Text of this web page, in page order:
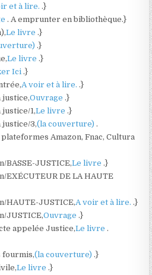
et à lire..}
. A emprunter en bibliothèque.}
Le livre.}
.}
Le livre.}
Ici.}
A voir et à lire..}
justice,Ouvrage.}
justice/1,Le livre.}
justice/3,(la couverture).
Amazon, Fnac, Cultura
BASSE-JUSTICE,Le livre.}
EXÉCUTEUR DE LA HAUTE
HAUTE-JUSTICE,A voir et à lire..}
JUSTICE,Ouvrage.}
appelée Justice,Le livre.
fourmis,(la couverture).}
Le livre.}